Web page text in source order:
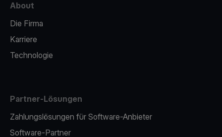
About
Die Firma
Karriere
Technologie
Partner-Lösungen
Zahlungslösungen für Software-Anbieter
Software-Partner